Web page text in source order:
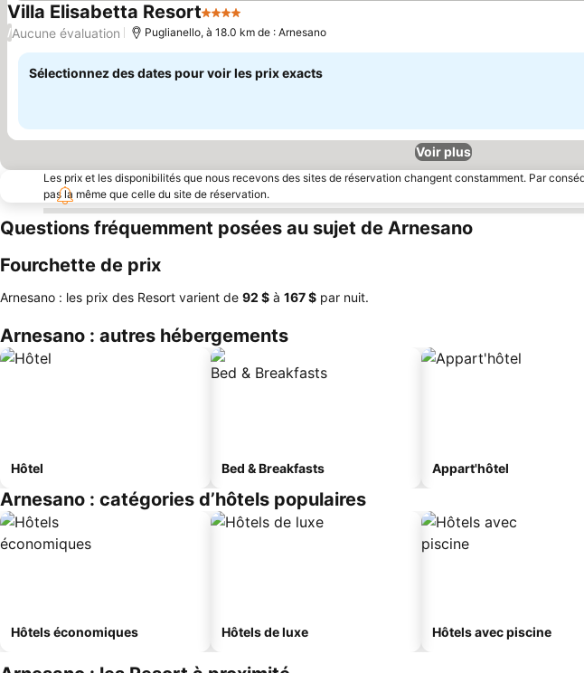
Villa Elisabetta Resort4 Étoiles
/Aucune évaluation Puglianello, à 18.0 km de : Arnesano
Sélectionnez des dates pour voir les prix exacts
Voir plus
Les prix et les disponibilités que nous recevons des sites de réservation changent constamment. Par
pas la même que celle du site de réservation.
Questions fréquemment posées au sujet de Arnesano
Fourchette de prix
Arnesano : les prix des Resort varient de ‎92 $ à ‎167 $ par nuit.
Arnesano : autres hébergements
Hôtel Bed & Breakfasts Appart'hôtel
Arnesano : catégories d’hôtels populaires
Hôtels économiques Hôtels de luxe Hôtels avec piscine